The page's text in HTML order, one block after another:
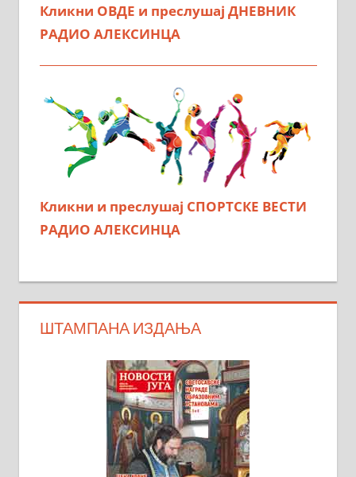
Кликни ОВДЕ и преслушај ДНЕВНИК
РАДИО АЛЕКСИНЦА
Кликни и преслушај СПОРТСКЕ ВЕСТИ
РАДИО АЛЕКСИНЦА
ШТАМПАНА ИЗДАЊА